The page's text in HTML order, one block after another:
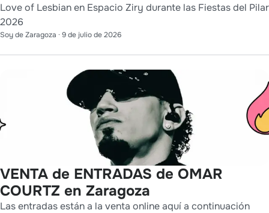
Love of Lesbian en Espacio Ziry durante las Fiestas del Pilar
2026
Soy de Zaragoza · 9 de julio de 2026
VENTA de ENTRADAS de OMAR
COURTZ en Zaragoza
Las entradas están a la venta online aquí a continuación